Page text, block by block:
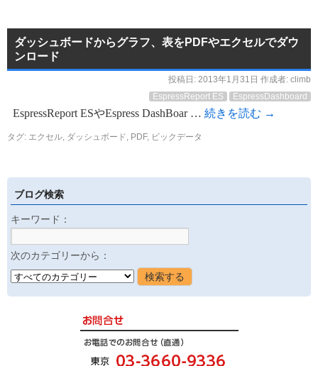
ダッシュボードからグラフ、表をPDFやエクセルでダウ
ンロード
投稿日: 2013年1月31日 作成者: climb
EspressReport ES
EspressDashboard
EspressReport ESやEspress DashBoar … 続きを読む →
タグ: エクセル, ダッシュボード, PDF, ビックデータ
ブログ検索
キーワード：
次のカテゴリーから：